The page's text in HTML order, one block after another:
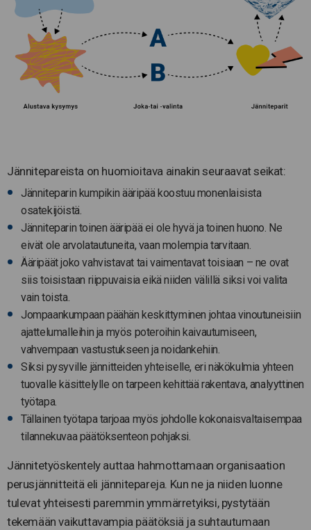
Jännitepareista on huomioitava ainakin seuraavat seikat:
Jänniteparin kumpikin ääripää koostuu monenlaisista
osatekijöistä.
Jänniteparin toinen ääripää ei ole hyvä ja toinen huono. Ne
eivät ole arvolatautuneita, vaan molempia tarvitaan.
Ääripäät joko vahvistavat tai vaimentavat toisiaan – ne ovat
siis toisistaan riippuvaisia eikä niiden välillä siksi voi valita
vain toista.
Jompaankumpaan päähän keskittyminen johtaa vinoutuneisiin
ajattelumalleihin ja myös poteroihin kaivautumiseen,
vahvempaan vastustukseen ja noidankehiin.
Siksi pysyville jännitteiden yhteiselle, eri näkökulmia yhteen
tuovalle käsittelylle on tarpeen kehittää rakentava, analyyttinen
työtapa.
Tällainen työtapa tarjoaa myös johdolle kokonaisvaltaisempaa
tilannekuvaa päätöksenteon pohjaksi.
Jännitetyöskentely auttaa hahmottamaan organisaation
perusjännitteitä eli jännitepareja. Kun ne ja niiden luonne
tulevat yhteisesti paremmin ymmärretyiksi, pystytään
tekemään vaikuttavampia päätöksiä ja suhtautumaan